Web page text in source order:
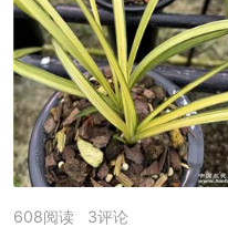
608阅读 3评论